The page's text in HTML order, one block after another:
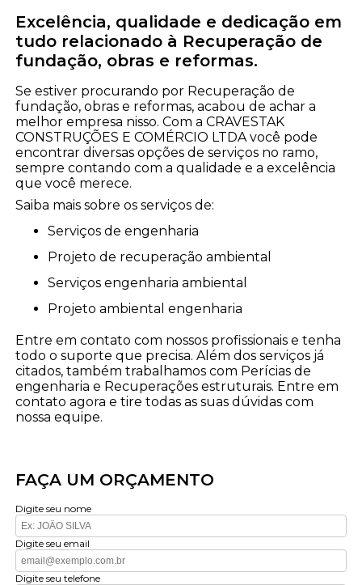
Excelência, qualidade e dedicação em
tudo relacionado à Recuperação de
fundação, obras e reformas.
Se estiver procurando por Recuperação de
fundação, obras e reformas, acabou de achar a
melhor empresa nisso. Com a CRAVESTAK
CONSTRUÇÕES E COMÉRCIO LTDA você pode
encontrar diversas opções de serviços no ramo,
sempre contando com a qualidade e a excelência
que você merece.
Saiba mais sobre os serviços de:
serviços de engenharia
projeto de recuperação ambiental
serviços engenharia ambiental
projeto ambiental engenharia
Entre em contato com nossos profissionais e tenha
todo o suporte que precisa. Além dos serviços já
citados, também trabalhamos com Perícias de
engenharia e Recuperações estruturais. Entre em
contato agora e tire todas as suas dúvidas com
nossa equipe.
FAÇA UM ORÇAMENTO
Digite seu nome
Digite seu email
Digite seu telefone